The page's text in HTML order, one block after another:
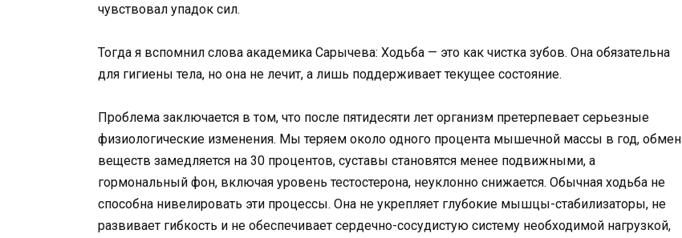
чувствовал упадок сил.
Тогда я вспомнил слова академика Сарычева: Ходьба — это как чистка зубов. Она обязательна
для гигиены тела, но она не лечит, а лишь поддерживает текущее состояние.
Проблема заключается в том, что после пятидесяти лет организм претерпевает серьезные
физиологические изменения. Мы теряем около одного процента мышечной массы в год, обмен
веществ замедляется на 30 процентов, суставы становятся менее подвижными, а
гормональный фон, включая уровень тестостерона, неуклонно снижается. Обычная ходьба не
способна нивелировать эти процессы. Она не укрепляет глубокие мышцы-стабилизаторы, не
развивает гибкость и не обеспечивает сердечно-сосудистую систему необходимой нагрузкой,